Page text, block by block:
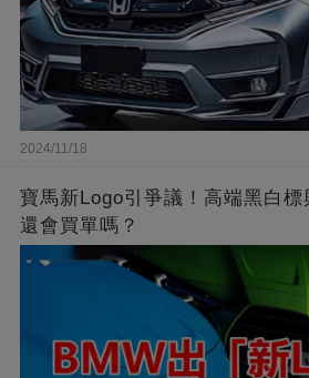
2024/11/18
寶馬新Logo引爭議！高端黑白
還會買單嗎？